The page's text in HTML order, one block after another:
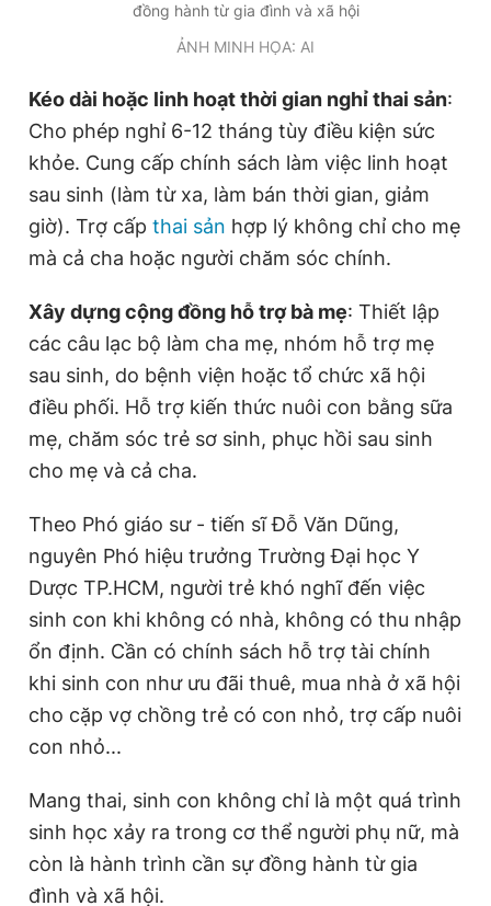
đồng hành từ gia đình và xã hội
ẢNH MINH HỌA: AI
Kéo dài hoặc linh hoạt thời gian nghỉ thai sản:
Cho phép nghỉ 6-12 tháng tùy điều kiện sức
khỏe. Cung cấp chính sách làm việc linh hoạt
sau sinh (làm từ xa, làm bán thời gian, giảm
giờ). Trợ cấp thai sản hợp lý không chỉ cho mẹ
mà cả cha hoặc người chăm sóc chính.
Xây dựng cộng đồng hỗ trợ bà mẹ: Thiết lập
các câu lạc bộ làm cha mẹ, nhóm hỗ trợ mẹ
sau sinh, do bệnh viện hoặc tổ chức xã hội
điều phối. Hỗ trợ kiến thức nuôi con bằng sữa
mẹ, chăm sóc trẻ sơ sinh, phục hồi sau sinh
cho mẹ và cả cha.
Theo Phó giáo sư - tiến sĩ Đỗ Văn Dũng,
nguyên Phó hiệu trưởng Trường Đại học Y
Dược TP.HCM, người trẻ khó nghĩ đến việc
sinh con khi không có nhà, không có thu nhập
ổn định. Cần có chính sách hỗ trợ tài chính
khi sinh con như ưu đãi thuê, mua nhà ở xã hội
cho cặp vợ chồng trẻ có con nhỏ, trợ cấp nuôi
con nhỏ...
Mang thai, sinh con không chỉ là một quá trình
sinh học xảy ra trong cơ thể người phụ nữ, mà
còn là hành trình cần sự đồng hành từ gia
đình và xã hội.